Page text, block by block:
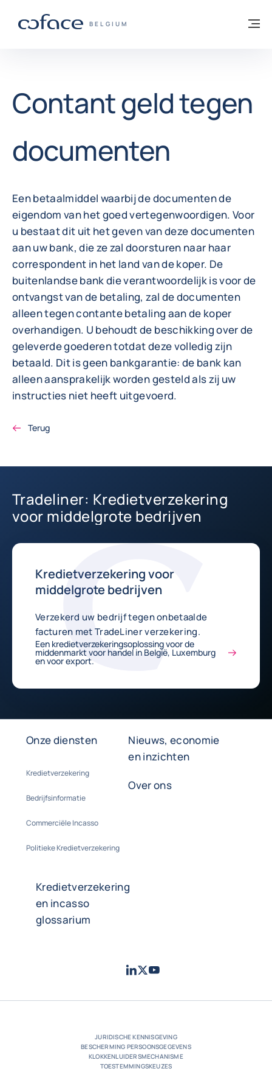
COFACE, FOR TRADE - GROEP WEBSITE
BELGIUM
Terug naar startpagina
Contant geld tegen
documenten
Een betaalmiddel waarbij de documenten de
eigendom van het goed vertegenwoordigen. Voor
u bestaat dit uit het geven van deze documenten
aan uw bank, die ze zal doorsturen naar haar
correspondent in het land van de koper. De
buitenlandse bank die verantwoordelijk is voor de
ontvangst van de betaling, zal de documenten
alleen tegen contante betaling aan de koper
overhandigen. U behoudt de beschikking over de
geleverde goederen totdat deze volledig zijn
betaald. Dit is geen bankgarantie: de bank kan
alleen aansprakelijk worden gesteld als zij uw
instructies niet heeft uitgevoerd.
Terug
Tradeliner: Kredietverzekering
voor middelgrote bedrijven
Kredietverzekering voor
middelgrote bedrijven
Verzekerd uw bedrijf tegen onbetaalde
facturen met TradeLiner verzekering.
Een kredietverzekeringsoplossing voor de
middenmarkt voor handel in België, Luxemburg
en voor export.
Onze diensten
Kredietverzekering
Bedrijfsinformatie
Commerciële Incasso
Politieke Kredietverzekering
Nieuws, economie
en inzichten
Over ons
Kredietverzekering
en incasso
glossarium
LinkedIn
TwitterYoutube
JURIDISCHE KENNISGEVING
BESCHERMING PERSOONSGEGEVENS
KLOKKENLUIDERSMECHANISME
TOESTEMMINGSKEUZES